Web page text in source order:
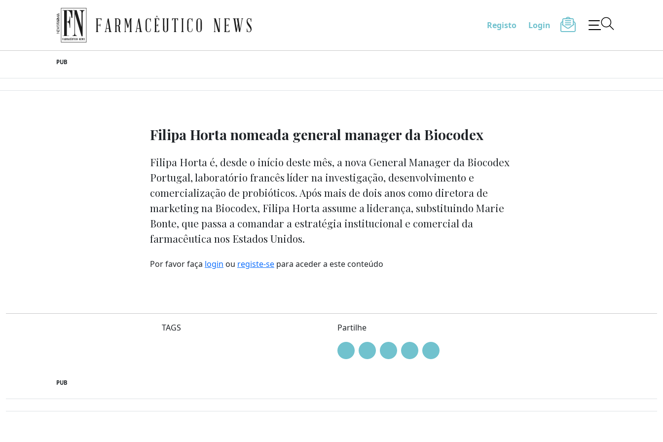
content
Farmacêutico News Registo Login
PUB
Filipa Horta nomeada general manager da Biocodex
Filipa Horta é, desde o início deste mês, a nova General Manager da Biocodex
Portugal, laboratório francês líder na investigação, desenvolvimento e
comercialização de probióticos. Após mais de dois anos como diretora de
marketing na Biocodex, Filipa Horta assume a liderança, substituindo Marie
Bonte, que passa a comandar a estratégia institucional e comercial da
farmacêutica nos Estados Unidos.
Por favor faça login ou registe-se para aceder a este conteúdo
TAGS Partilhe
PUB